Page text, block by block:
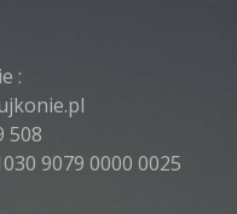
:
508
9079 0000 0025